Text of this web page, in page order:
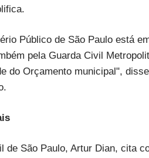
Público de São Paulo está
pela Guarda Civil
do Orçamento municipal",
de São Paulo, Artur Dian, cita